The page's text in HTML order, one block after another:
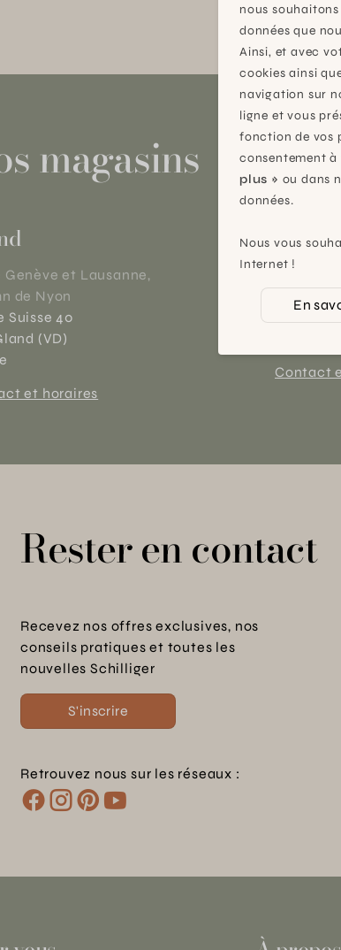
magasins
Genève et Lausanne,
de Nyon
Suisse 40
(VD)
et horaires
Plan-
Chemin
1228
Contact
Rester en contact
Recevez nos offres exclusives, nos
conseils pratiques et toutes les
nouvelles Schilliger
S'inscrire
Retrouvez nous sur les réseaux :
nous
données que
Ainsi, et avec
cookies ainsi
navigation sur
ligne et vous
fonction de vos
consentement
plus » ou dans
données.
Nous vous
Internet !
En